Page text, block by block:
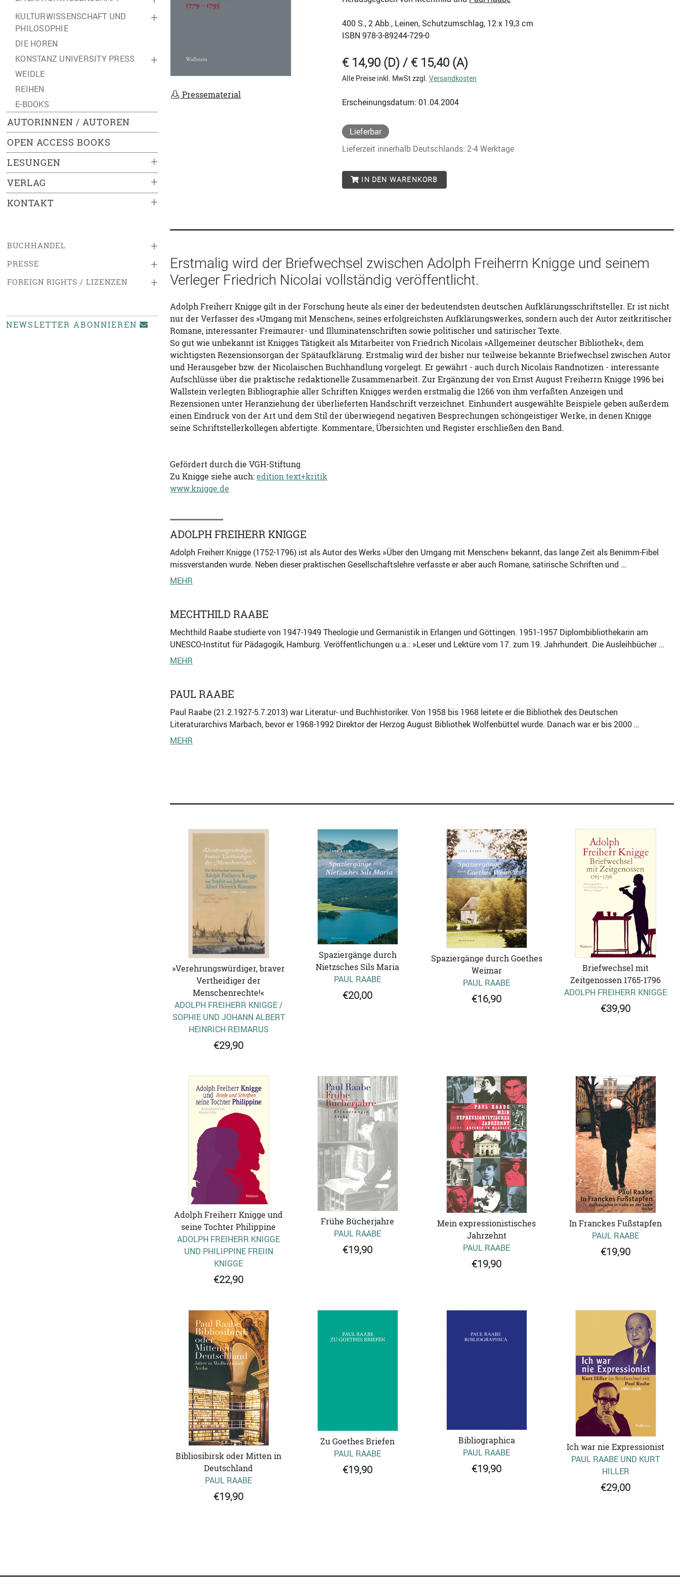
+
KULTURWISSENSCHAFT UND
PHILOSOPHIE
DIE HOREN
+
KONSTANZ UNIVERSITY PRESS
WEIDLE
REIHEN
E-BOOKS
AUTORINNEN / AUTOREN
OPEN ACCESS BOOKS
+
LESUNGEN
+
VERLAG
+
KONTAKT
+
BUCHHANDEL
+
PRESSE
+
FOREIGN RIGHTS / LIZENZEN
NEWSLETTER ABONNIEREN
Pressematerial
400 S., 2 Abb., Leinen, Schutzumschlag, 12 x 19,3 cm
ISBN 978-3-89244-729-0
€ 14,90 (D) / € 15,40 (A)
Alle Preise inkl. MwSt zzgl. Versandkosten
Erscheinungsdatum: 01.04.2004
Lieferbar
Lieferzeit innerhalb Deutschlands: 2-4 Werktage
IN DEN WARENKORB
Erstmalig wird der Briefwechsel zwischen Adolph Freiherrn Knigge und seinem
Verleger Friedrich Nicolai vollständig veröffentlicht.
Adolph Freiherr Knigge gilt in der Forschung heute als einer der bedeutendsten deutschen Aufklärungsschriftsteller. Er ist nicht
nur der Verfasser des »Umgang mit Menschen«, seines erfolgreichsten Aufklärungswerkes, sondern auch der Autor zeitkritischer
Romane, interessanter Freimaurer- und Illuminatenschriften sowie politischer und satirischer Texte.
So gut wie unbekannt ist Knigges Tätigkeit als Mitarbeiter von Friedrich Nicolais »Allgemeiner deutscher Bibliothek«, dem
wichtigsten Rezensionsorgan der Spätaufklärung. Erstmalig wird der bisher nur teilweise bekannte Briefwechsel zwischen Autor
und Herausgeber bzw. der Nicolaischen Buchhandlung vorgelegt. Er gewährt - auch durch Nicolais Randnotizen - interessante
Aufschlüsse über die praktische redaktionelle Zusammenarbeit. Zur Ergänzung der von Ernst August Freiherrn Knigge 1996 bei
Wallstein verlegten Bibliographie aller Schriften Knigges werden erstmalig die 1266 von ihm verfaßten Anzeigen und
Rezensionen unter Heranziehung der überlieferten Handschrift verzeichnet. Einhundert ausgewählte Beispiele geben außerdem
einen Eindruck von der Art und dem Stil der überwiegend negativen Besprechungen schöngeistiger Werke, in denen Knigge
seine Schriftstellerkollegen abfertigte. Kommentare, Übersichten und Register erschließen den Band.
Gefördert durch die VGH-Stiftung
Zu Knigge siehe auch:edition text+kritik
www.knigge.de
ADOLPH FREIHERR KNIGGE
Adolph Freiherr Knigge (1752-1796) ist als Autor des Werks »Über den Umgang mit Menschen« bekannt, das lange Zeit als Benimm-Fibel
missverstanden wurde. Neben dieser praktischen Gesellschaftslehre verfasste er aber auch Romane, satirische Schriften und …
MEHR
MECHTHILD RAABE
Mechthild Raabe studierte von 1947-1949 Theologie und Germanistik in Erlangen und Göttingen. 1951-1957 Diplombibliothekarin am
UNESCO-Institut für Pädagogik, Hamburg. Veröffentlichungen u.a.: »Leser und Lektüre vom 17. zum 19. Jahrhundert. Die Ausleihbücher …
MEHR
PAUL RAABE
Paul Raabe (21.2.1927-5.7.2013) war Literatur- und Buchhistoriker. Von 1958 bis 1968 leitete er die Bibliothek des Deutschen
Literaturarchivs Marbach, bevor er 1968-1992 Direktor der Herzog August Bibliothek Wolfenbüttel wurde. Danach war er bis 2000 …
MEHR
»Verehrungswürdiger, braver
Vertheidiger der
Menschenrechte!«
ADOLPH FREIHERR KNIGGE /
SOPHIE UND JOHANN ALBERT
HEINRICH REIMARUS
€29,90
Spaziergänge durch
Nietzsches Sils Maria
PAUL RAABE
€20,00
Spaziergänge durch Goethes
Weimar
PAUL RAABE
€16,90
Briefwechsel mit
Zeitgenossen 1765-1796
ADOLPH FREIHERR KNIGGE
€39,90
Adolph Freiherr Knigge und
seine Tochter Philippine
ADOLPH FREIHERR KNIGGE
UND PHILIPPINE FREIIN
KNIGGE
€22,90
Frühe Bücherjahre
PAUL RAABE
€19,90
Mein expressionistisches
Jahrzehnt
PAUL RAABE
€19,90
In Franckes Fußstapfen
PAUL RAABE
€19,90
Bibliosibirsk oder Mitten in
Deutschland
PAUL RAABE
€19,90
Zu Goethes Briefen
PAUL RAABE
€19,90
Bibliographica
PAUL RAABE
€19,90
Ich war nie Expressionist
PAUL RAABE UND KURT
HILLER
€29,00